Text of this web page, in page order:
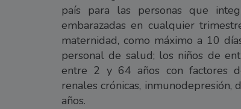
país para las personas que
embarazadas en cualquier
maternidad, como máximo a 10
personal de salud; los niños de
entre 2 y 64 años con factores
renales crónicas, inmunodepresión,
años.